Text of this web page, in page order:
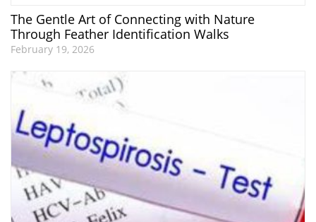
The Gentle Art of Connecting with Nature
Through Feather Identification Walks
February 19, 2026